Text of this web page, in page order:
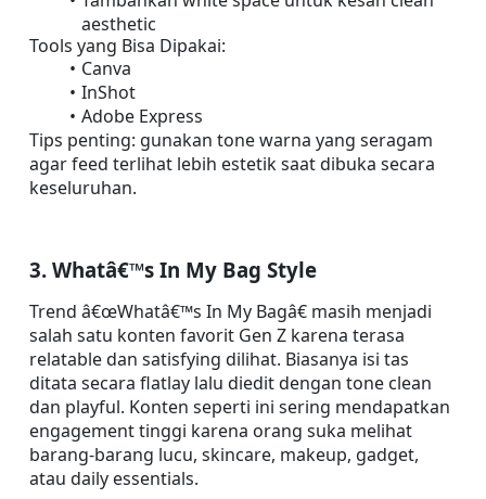
aesthetic
Tools yang Bisa Dipakai:
Canva
InShot
Adobe Express
Tips penting: gunakan tone warna yang seragam
agar feed terlihat lebih estetik saat dibuka secara
keseluruhan.
3. Whatâ€™s In My Bag Style
Trend â€œWhatâ€™s In My Bagâ€ masih menjadi
salah satu konten favorit Gen Z karena terasa
relatable dan satisfying dilihat. Biasanya isi tas
ditata secara flatlay lalu diedit dengan tone clean
dan playful. Konten seperti ini sering mendapatkan
engagement tinggi karena orang suka melihat
barang-barang lucu, skincare, makeup, gadget,
atau daily essentials.